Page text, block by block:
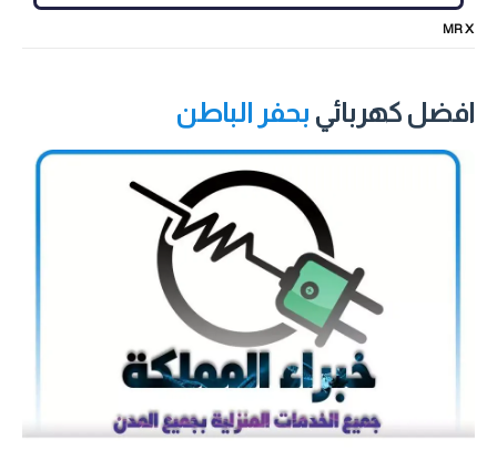
MR X
افضل كهربائي بحفر الباطن